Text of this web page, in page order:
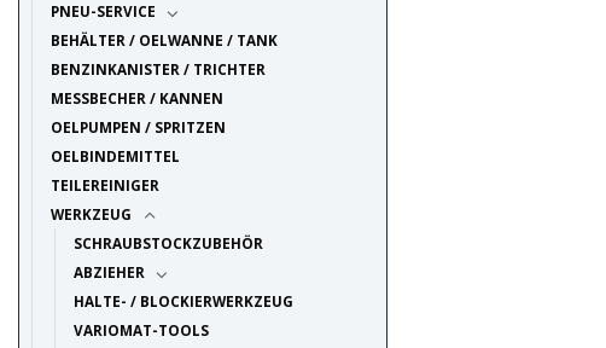
PNEU-SERVICE
BEHÄLTER / OELWANNE / TANK
BENZINKANISTER / TRICHTER
MESSBECHER / KANNEN
OELPUMPEN / SPRITZEN
OELBINDEMITTEL
TEILEREINIGER
WERKZEUG
SCHRAUBSTOCKZUBEHÖR
ABZIEHER
HALTE- / BLOCKIERWERKZEUG
VARIOMAT-TOOLS